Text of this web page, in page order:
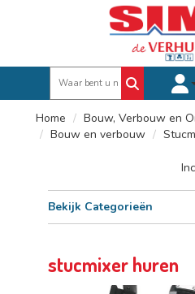
Home
Bouw, Verbouw en
Bouw en verbouw
Bekijk Categorieën
stucmixer huren